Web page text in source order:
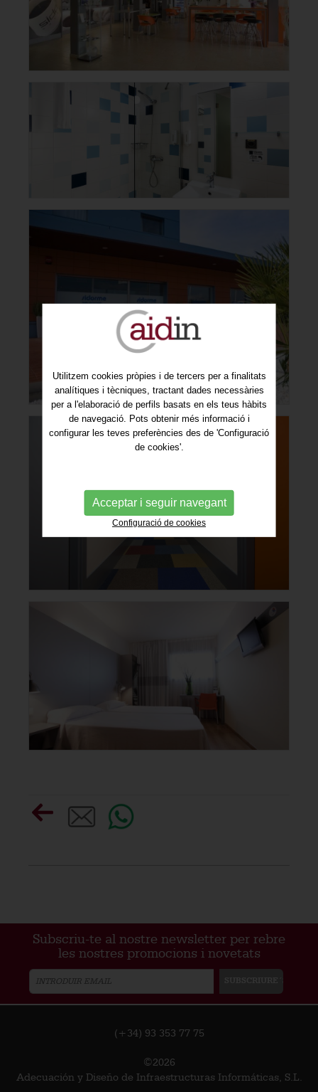
Subscriu-te al nostre newsletter per rebre
les nostres promocions i novetats
(+34) 93 353 77 75
©2026
Adecuación y Diseño de Infraestructuras Informáticas, S.L.
Utilitzem cookies pròpies i de tercers per a finalitats
analítiques i tècniques, tractant dades necessàries
per a l'elaboració de perfils basats en els teus hàbits
de navegació. Pots obtenir més informació i
configurar les teves preferències des de 'Configuració
de cookies'.
Acceptar i seguir navegant
Configuració de cookies